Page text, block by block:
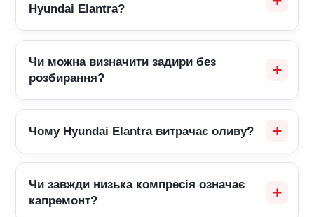
Hyundai Elantra?
Чи можна визначити задири без
розбирання?
Чому Hyundai Elantra витрачає оливу?
Чи завжди низька компресія означає
капремонт?